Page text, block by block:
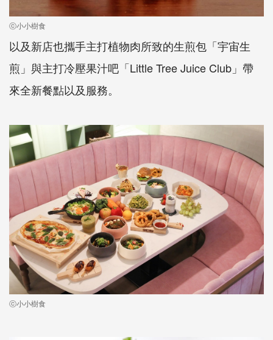
ⓒ小小樹食
以及新店也攜手主打植物肉所致的生煎包「宇宙生
煎」與主打冷壓果汁吧「Little Tree Juice Club」帶
來全新餐點以及服務。
ⓒ小小樹食